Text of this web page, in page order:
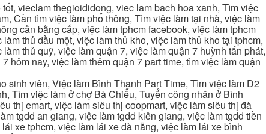
vieclam thegioididong, viec lam bach hoa xanh, Tìm việc
Cần tìm việc làm phổ thông, Tìm việc làm tại nhà, việc làm
cần bằng cấp, việc làm tphcm facebook, việc làm tphcm
thủ dầu một, việc làm thủ kho, việc làm thủ kho tại tphcm,
thủ quỹ, việc làm quận 7, việc làm quận 7 huỳnh tấn phát,
nay, việc làm thêm quận 7 part time, tìm việc làm quận
sinh viên, Việc làm Bình Thạnh Part Time, Tìm việc làm D2
Tìm việc làm ở chợ Bà Chiểu, Tuyển công nhân ở Bình
thị emart, việc làm siêu thị coopmart, việc làm siêu thị đà
tgdd an giang, việc làm tgdd kiên giang, việc làm tgdd tiền
xe tphcm, việc làm lái xe đà nẵng, việc làm lái xe bình